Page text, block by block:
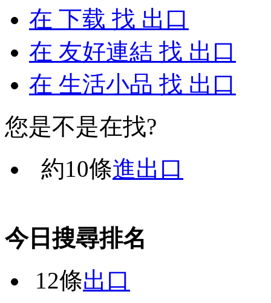
在 下载 找 出口
在 友好連結 找 出口
在 生活小品 找 出口
您是不是在找?
約10條進出口
今日搜尋排名
12條出口